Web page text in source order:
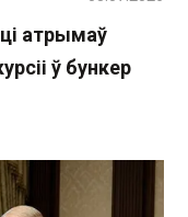
атрымаў
ў бункер